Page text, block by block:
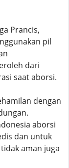
Prancis,
pil
dari
saat aborsi.
dengan
aborsi
dan untuk
aman juga